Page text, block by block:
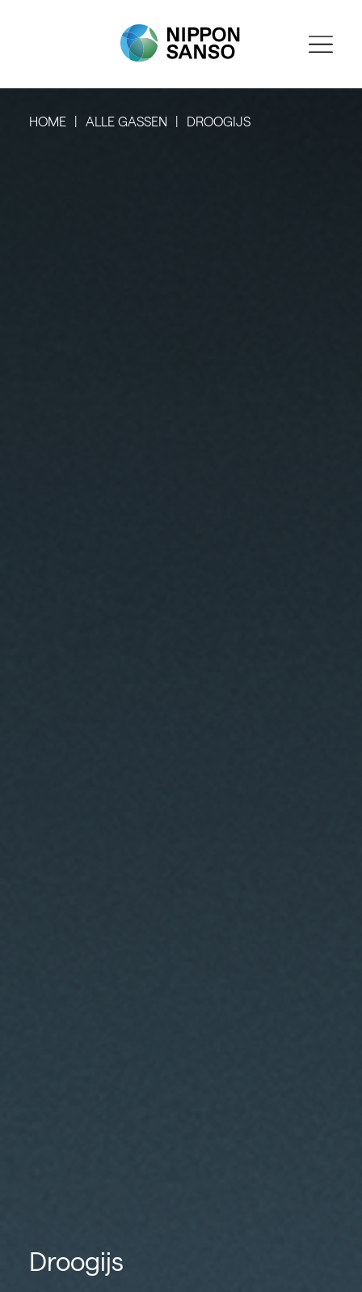
HOME ALLE GASSEN DROOGIJS
Droogijs